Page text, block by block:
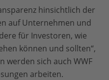
hinsichtlich der
auf Unternehmen und
für Investoren, wie
können und sollten“,
werden sich auch WWF
arbeiten.